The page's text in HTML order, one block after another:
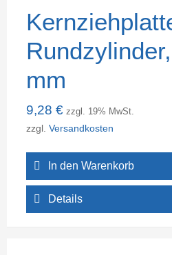
mm
9,28 € zzgl. 19% MwSt.
zzgl. Versandkosten
In den Warenkorb
Details